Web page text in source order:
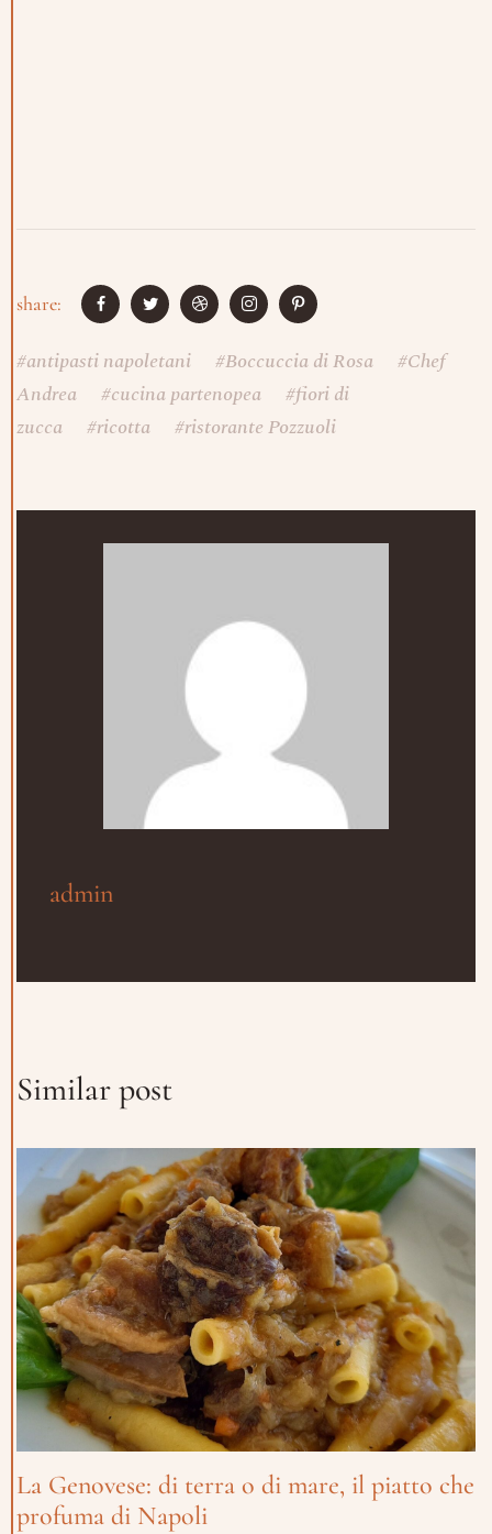
share:
#antipasti napoletani #Boccuccia di Rosa #Chef
Andrea
#cucina partenopea #fiori di
zucca
#ricotta #ristorante Pozzuoli
admin
Similar post
La Genovese: di terra o di mare, il piatto che
profuma di Napoli
Numero di Persone
Numero di Cellulare
E-Mail
Data
Ora